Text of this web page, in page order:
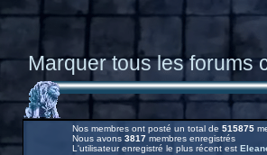
Marquer tous les forums
Nos membres ont posté un total de 515875
Nous avons 3817membres enregistrés
L'utilisateur enregistré le plus récent est